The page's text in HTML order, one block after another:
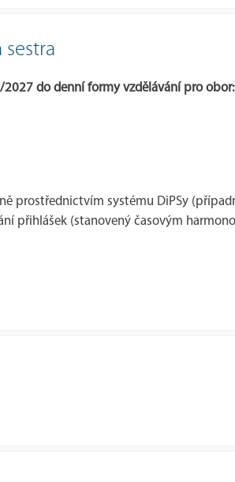
do denní formy vzdělávání pro obor:
prostřednictvím systému DiPSy
přihlášek (stanovený časovým
započítávají.